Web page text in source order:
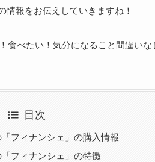
情報をお伝えしていきますね！
食べたい！気分になること間違いな
目次
フィナンシェ」の購入情報
フィナンシェ」の特徴